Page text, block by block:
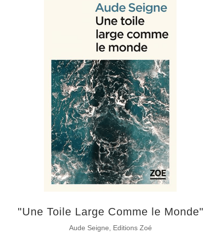
"Une Toile Large Comme le Monde"
Aude Seigne, Editions Zoé